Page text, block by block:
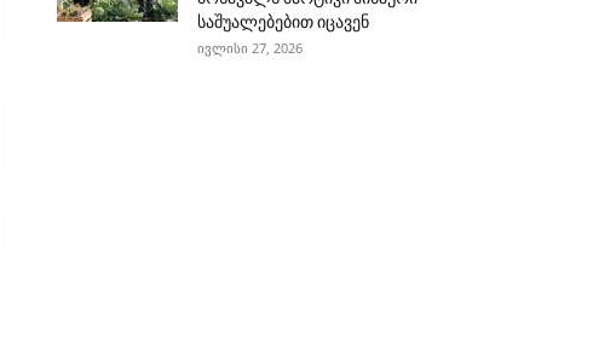
საშუალებებით იცავენ
ივლისი 27, 2026